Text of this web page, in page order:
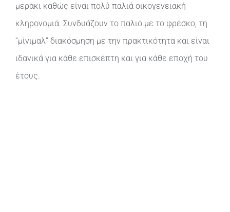
μεράκι καθώς είναι πολύ παλιά οικογενειακή
κληρονομιά. Συνδυάζουν το παλιό με το φρέσκο, τη
“μίνιμαλ” διακόσμηση με την πρακτικότητα και είναι
ιδανικά για κάθε επισκέπτη και για κάθε εποχή του
έτους.